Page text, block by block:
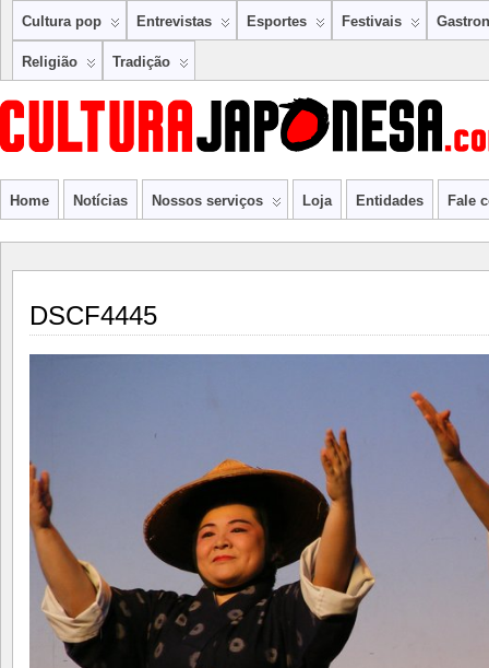
Cultura pop Entrevistas Esportes Festivais
Religião Tradição
Home Notícias Nossos serviços Loja Entidades Fale
DSCF4445